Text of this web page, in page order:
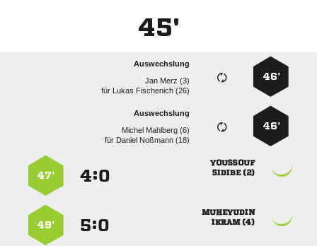
45'
46’
Auswechslung
  
für   
46’
Auswechslung
  
für   

 
:
47’

 
:
49’